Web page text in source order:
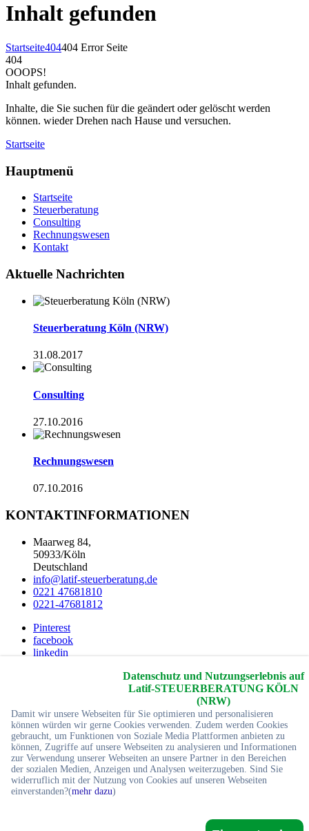
Inhalt gefunden
Startseite404404 Error Seite
404
OOOPS!
Inhalt gefunden.
Inhalte, die Sie suchen für die geändert oder gelöscht werden
können. wieder Drehen nach Hause und versuchen.
Startseite
Hauptmenü
Startseite
Steuerberatung
Consulting
Rechnungswesen
Kontakt
Aktuelle Nachrichten
Steuerberatung Köln (NRW)
31.08.2017
Consulting
27.10.2016
Rechnungswesen
07.10.2016
KONTAKTINFORMATIONEN
Maarweg 84,
50933/Köln
Deutschland
info@latif-steuerberatung.de
0221 47681810
0221-47681812
Pinterest
facebook
linkedin
Alle Rechte reservier
Startseite
Impressum
Sitemap
Referenzen
Kontakt
Datenschutz und Nutzungserlebnis auf
Latif-STEUERBERATUNG KÖLN
(NRW)
Damit wir unsere Webseiten für Sie optimieren und personalisieren
können würden wir gerne Cookies verwenden. Zudem werden Cookies
gebraucht, um Funktionen von Soziale Media Plattformen anbieten zu
können, Zugriffe auf unsere Webseiten zu analysieren und Informationen
zur Verwendung unserer Webseiten an unsere Partner in den Bereichen
der sozialen Medien, Anzeigen und Analysen weiterzugeben. Sind Sie
widerruflich mit der Nutzung von Cookies auf unseren Webseiten
einverstanden?(mehr dazu)